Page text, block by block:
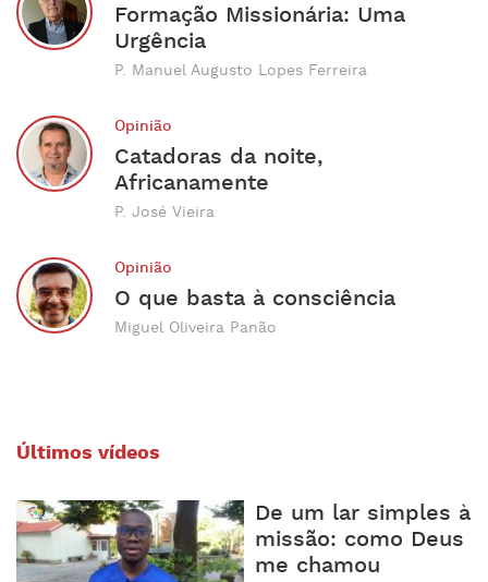
Formação Missionária: Uma
Urgência
P. Manuel Augusto Lopes Ferreira
Opinião
Catadoras da noite,
Africanamente
P. José Vieira
Opinião
O que basta à consciência
Miguel Oliveira Panão
Últimos vídeos
De um lar simples à
missão: como Deus
me chamou